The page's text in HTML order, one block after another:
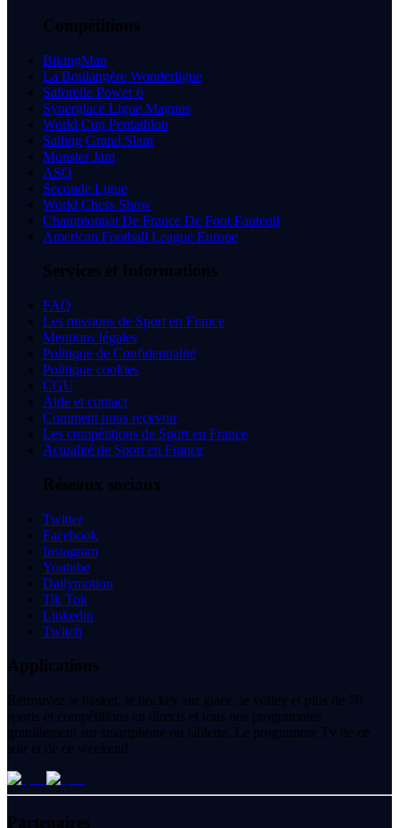
Compétitions
BikingMan
La Boulangère Wonderligue
Saforelle Power 6
Synerglace Ligue Magnus
World Cup Pentathlon
Sailing Grand Slam
Monster Jam
ASO
Seconde Ligue
World Chess Show
Championnat De France De Foot Fauteuil
American Football League Europe
Services et Informations
FAQ
Les missions de Sport en France
Mentions légales
Politique de Confidentialité
Politique cookies
CGU
Aide et contact
Comment nous recevoir
Les compétitions de Sport en France
Actualité de Sport en France
Réseaux sociaux
Twitter
Facebook
Instagram
Youtube
Dailymotion
Tik Tok
Linkedin
Twitch
Applications
Retrouvez le basket, le hockey sur glace, le volley et plus de 70
sports et compétitions en directs et tous nos programmes
gratuitement sur smartphone ou tablette. Le programme Tv de ce
soir et de ce weekend.
Partenaires